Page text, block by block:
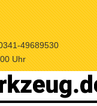
49689530
Uhr